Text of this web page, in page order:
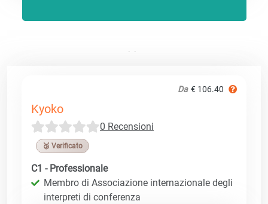
Da € 106.40
Kyoko
0 Recensioni
🥉 Verificato
C1 - Professionale
Membro di Associazione internazionale degli
interpreti di conferenza